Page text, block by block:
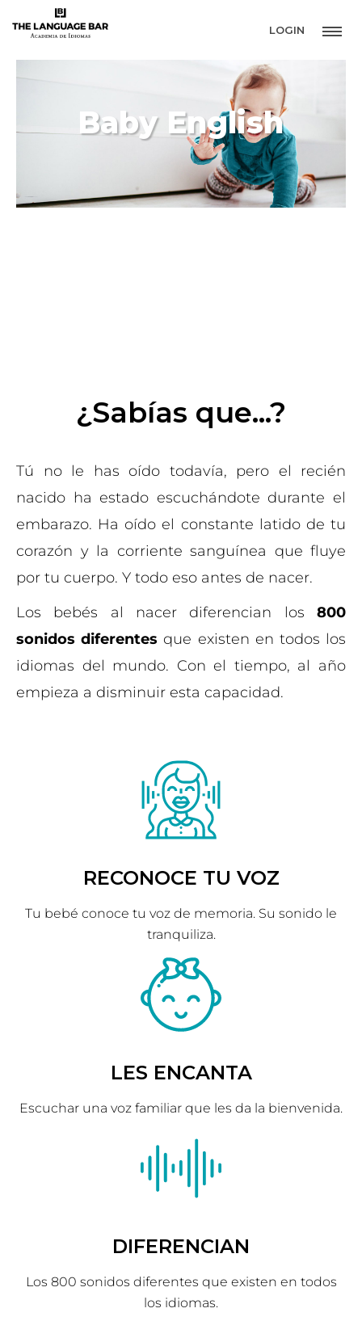
LOGIN
Ba by English
¿Sabías que...?
Tú no le has oído todavía, pero el recién
nacido ha estado escuchándote durante el
embarazo. Ha oído el constante latido de tu
corazón y la corriente sanguínea que fluye
por tu cuerpo. Y todo eso antes de nacer.
Los bebés al nacer diferencian los 800
sonidos diferentes que existen en todos los
idiomas del mundo. Con el tiempo, al año
empieza a disminuir esta capacidad.
RECONOCE TU VOZ
Tu bebé conoce tu voz de memoria. Su sonido le
tranquiliza.
LES ENCANTA
Escuchar una voz familiar que les da la bienvenida.
DIFERENCIAN
Los 800 sonidos diferentes que existen en todos
los idiomas.